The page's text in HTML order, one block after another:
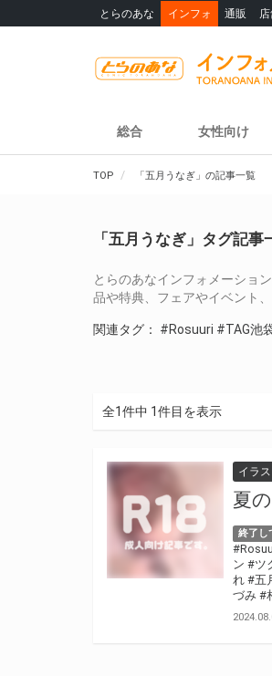
とらのあな インフォ 通販
総合 女性向け
TOP 「五月うなぎ」の記事一覧
「五月うなぎ」タグ記事
とらのあなインフォメーショ
品や特典、フェアやイベント
関連タグ： #Rosuuri #TAG池
全1件中 1件目を表示
イラ
夏
終了し
ン #ツ
れ #五
づみ #